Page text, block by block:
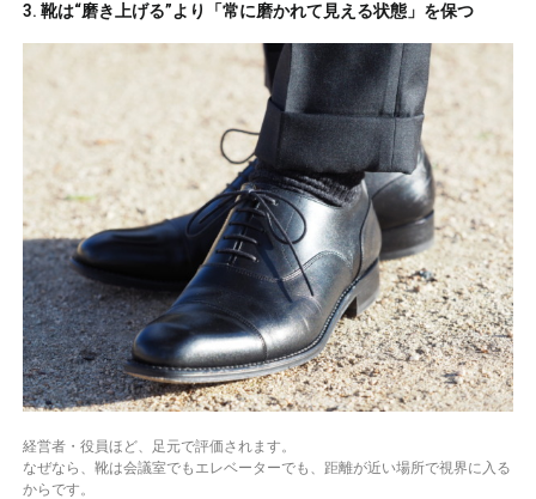
3. 靴は“磨き上げる”より「常に磨かれて見える状態」を保つ
経営者・役員ほど、足元で評価されます。
なぜなら、靴は会議室でもエレベーターでも、距離が近い場所で視界に入る
からです。